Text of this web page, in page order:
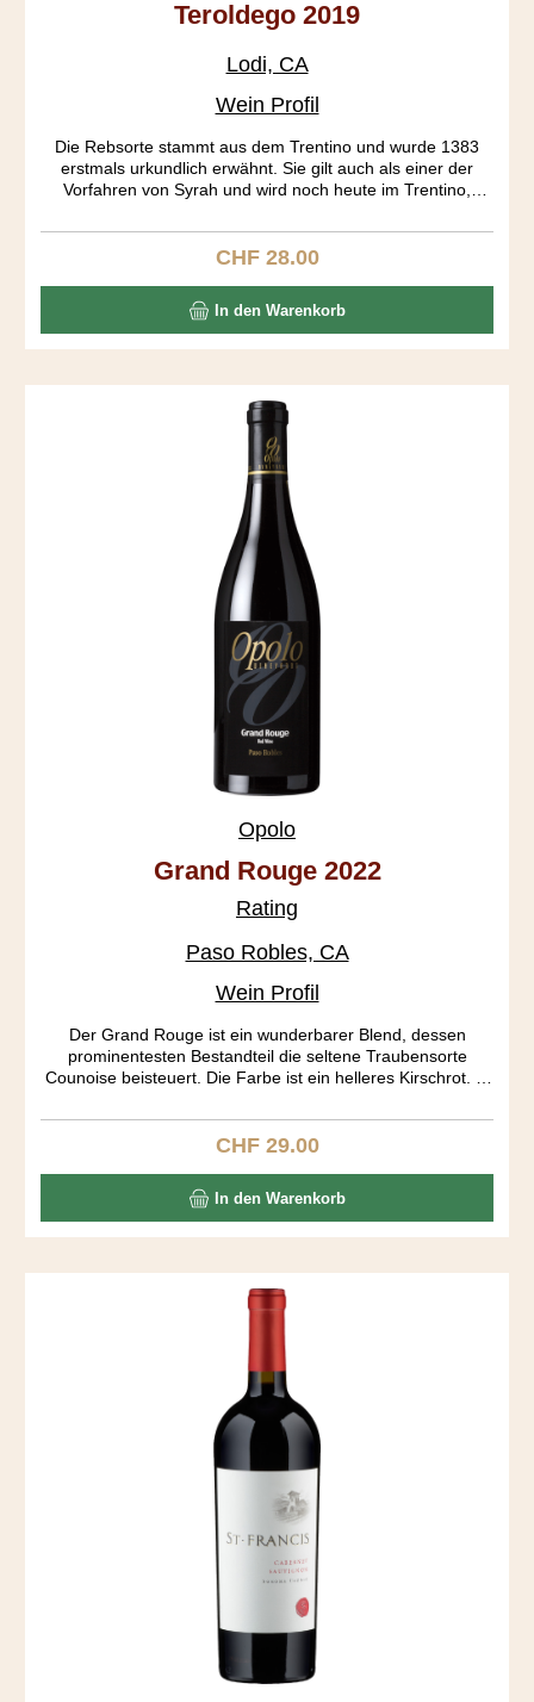
Teroldego 2019
Lodi, CA
Wein Profil
Die Rebsorte stammt aus dem Trentino und wurde 1383
erstmals urkundlich erwähnt. Sie gilt auch als einer der
Vorfahren von Syrah und wird noch heute im Trentino,
wie eine Urgewalt. Sehr dunkel in der Farbe, geheimnisvoll
im Charakter. Ein spezielles Tannin, unglaublich dichte
vibrierende Säure lassen die gefälligen Weine aus den
Grossverteilern weit hinter sich. Sensationell zu Lamm.
Regulärer Preis:
CHF 28.00
In den Warenkorb
Opolo
Grand Rouge 2022
Rating
Paso Robles, CA
Wein Profil
Der Grand Rouge ist ein wunderbarer Blend, dessen
prominentesten Bestandteil die seltene Traubensorte
Counoise beisteuert. Die Farbe ist ein helleres Kirschrot. In
Gaumen in Caramel und Kirsche übergehen. Der Köper
gefällt mit seiner mittleren Schwere. Ein Rhone Ranger aus
Regulärer Preis:
CHF 29.00
In den Warenkorb